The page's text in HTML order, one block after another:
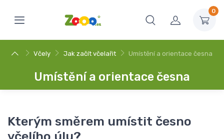
0
Včely Jak začít včelařit Umístění a orientace česna
Umístění a orientace česna
Kterým směrem umístit česno
včelího úlu?